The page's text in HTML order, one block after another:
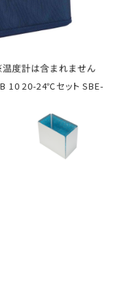
10 20-24℃セット SBE-